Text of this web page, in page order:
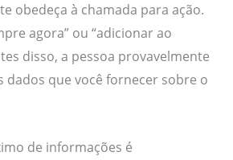
obedeça à chamada para ação.
agora” ou “adicionar ao
disso, a pessoa provavelmente
dados que você fornecer sobre o
de informações é